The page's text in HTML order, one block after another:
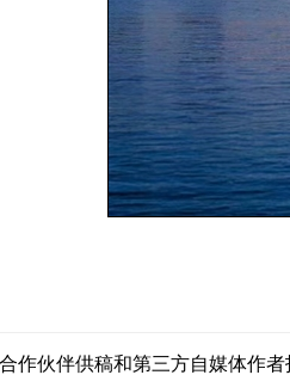
作伙伴供稿和第三方自媒体作